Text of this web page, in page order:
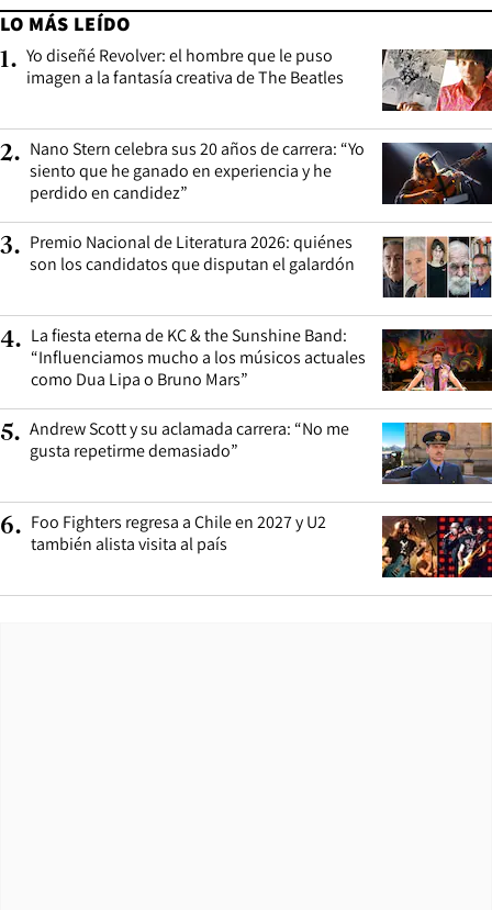
LO MÁS LEÍDO
1. Yo diseñé Revolver: el hombre que le puso
imagen a la fantasía creativa de The Beatles
2. Nano Stern celebra sus 20 años de carrera: “Yo
siento que he ganado en experiencia y he
perdido en candidez”
3. Premio Nacional de Literatura 2026: quiénes
son los candidatos que disputan el galardón
4. La fiesta eterna de KC & the Sunshine Band:
“Influenciamos mucho a los músicos actuales
como Dua Lipa o Bruno Mars”
5. Andrew Scott y su aclamada carrera: “No me
gusta repetirme demasiado”
6. Foo Fighters regresa a Chile en 2027 y U2
también alista visita al país